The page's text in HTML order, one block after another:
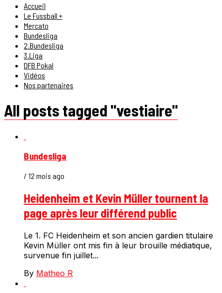
Accueil
Le Fussball +
Mercato
Bundesliga
2.Bundesliga
3.Liga
DFB Pokal
Vidéos
Nos partenaires
All posts tagged "vestiaire"
Bundesliga
/ 12 mois ago
Heidenheim et Kevin Müller tournent la
page après leur différend public
Le 1. FC Heidenheim et son ancien gardien titulaire
Kevin Müller ont mis fin à leur brouille médiatique,
survenue fin juillet...
By Matheo R